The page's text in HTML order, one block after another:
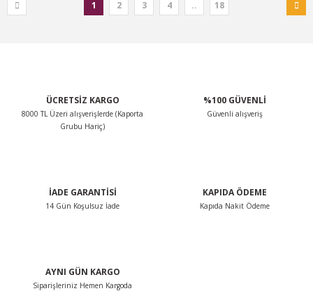
1 2 3 4 .. 18
ÜCRETSİZ KARGO
8000 TL Üzeri alışverişlerde (Kaporta
Grubu Hariç)
%100 GÜVENLİ
Güvenli alışveriş
İADE GARANTİSİ
14 Gün Koşulsuz İade
KAPIDA ÖDEME
Kapıda Nakit Ödeme
AYNI GÜN KARGO
Siparişleriniz Hemen Kargoda